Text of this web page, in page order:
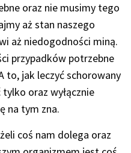
oraz nie musimy tego
aż stan naszego
aż niedogodności miną.
przypadków potrzebne
to, jak leczyć schorowany
oraz wyłącznie
na tym zna.
coś nam dolega oraz